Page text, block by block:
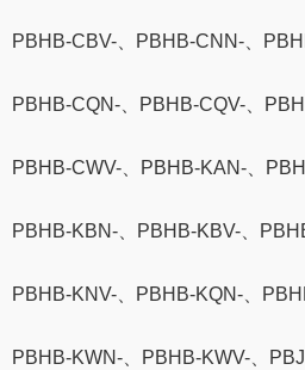
PBHB-CBV-、PBHB-CNN-、
PBHB-CQN-、PBHB-CQV-、
PBHB-CWV-、PBHB-KAN-、
PBHB-KBN-、PBHB-KBV-、
PBHB-KNV-、PBHB-KQN-、
PBHB-KWN-、PBHB-KWV-、